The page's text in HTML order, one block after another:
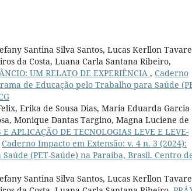
Santina Silva Santos, Lucas Kerllon
da Costa, Luana Carla Santana Ribeiro,
UM RELATO DE EXPERIÊNCIA , Caderno
de Educação pelo Trabalho para Saúde
Erika de Sousa Dias, Maria Eduarda Garcia
Monique Dantas Targino, Magna Luciene de
APLICAÇÃO DE TECNOLOGIAS LEVE E LEVE-
Caderno Impacto em Extensão: v. 4 n. 3 (2024):
(PET-Saúde) na Paraíba, Brasil. Centro
Santina Silva Santos, Lucas Kerllon